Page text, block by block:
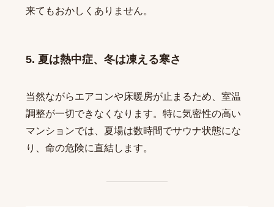
来てもおかしくありません。
5. 夏は熱中症、冬は凍える寒さ
当然ながらエアコンや床暖房が止まるため、室温
調整が一切できなくなります。特に気密性の高い
マンションでは、夏場は数時間でサウナ状態にな
り、命の危険に直結します。